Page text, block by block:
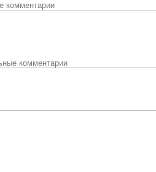
комментарии
комментарии